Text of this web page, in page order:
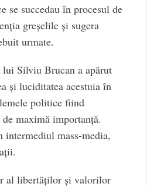
se succedau în procesul de
greșelile și sugera
urmate.
Silviu Brucan a apărut
și luciditatea acestuia în
politice fiind
maximă importanță.
intermediul mass-media,
al libertăților și valorilor